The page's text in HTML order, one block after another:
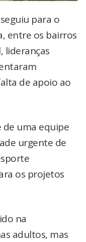
para o
entre os bairros
lideranças
de apoio ao
uma equipe
urgente de
os projetos
na
adultos, mas